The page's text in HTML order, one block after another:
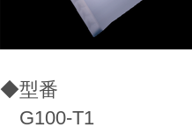
◆型番
G100-T1